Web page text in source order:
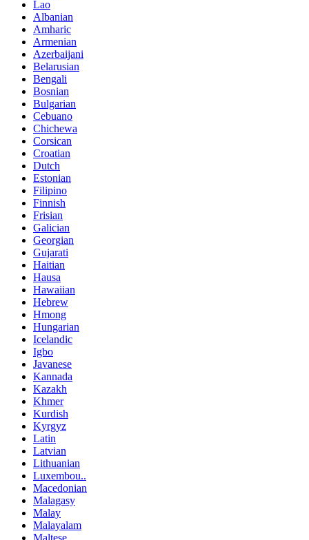
Lao
Albanian
Amharic
Armenian
Azerbaijani
Belarusian
Bengali
Bosnian
Bulgarian
Cebuano
Chichewa
Corsican
Croatian
Dutch
Estonian
Filipino
Finnish
Frisian
Galician
Georgian
Gujarati
Haitian
Hausa
Hawaiian
Hebrew
Hmong
Hungarian
Icelandic
Igbo
Javanese
Kannada
Kazakh
Khmer
Kurdish
Kyrgyz
Latin
Latvian
Lithuanian
Luxembou..
Macedonian
Malagasy
Malay
Malayalam